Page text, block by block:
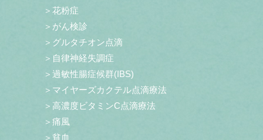
＞花粉症
＞がん検診
＞グルタチオン点滴
＞自律神経失調症
＞過敏性腸症候群(IBS)
＞マイヤーズカクテル点滴療法
＞高濃度ビタミンC点滴療法
＞痛風
＞貧血